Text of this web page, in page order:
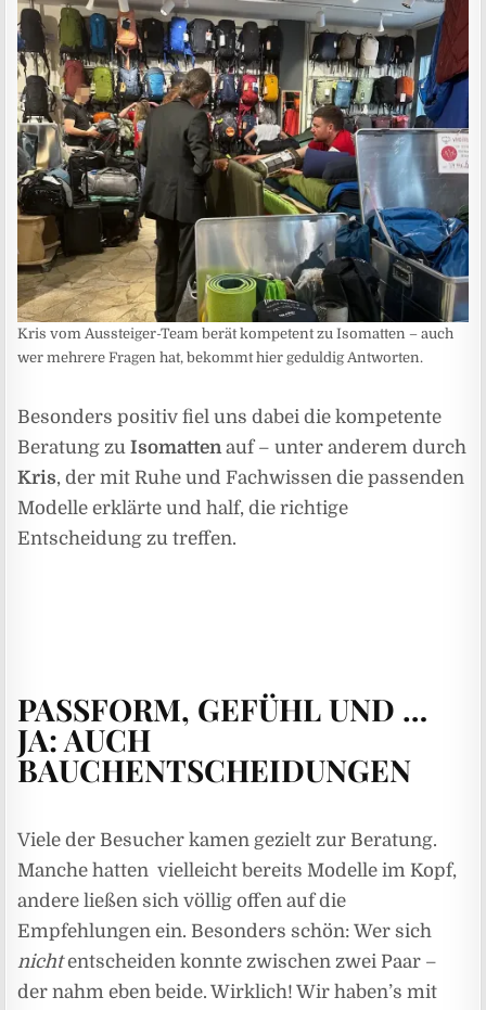
Kris vom Aussteiger-Team berät kompetent zu Isomatten – auch
wer mehrere Fragen hat, bekommt hier geduldig Antworten.
Besonders positiv fiel uns dabei die kompetente
Beratung zuIsomattenauf – unter anderem durch
Kris, der mit Ruhe und Fachwissen die passenden
Modelle erklärte und half, die richtige
Entscheidung zu treffen.
PASSFORM, GEFÜHL UND …
JA: AUCH
BAUCHENTSCHEIDUNGEN
Viele der Besucher kamen gezielt zur Beratung.
Manche hatten vielleicht bereits Modelle im Kopf,
andere ließen sich völlig offen auf die
Empfehlungen ein. Besonders schön: Wer sich
nichtentscheiden konnte zwischen zwei Paar –
der nahm eben beide. Wirklich! Wir haben’s mit